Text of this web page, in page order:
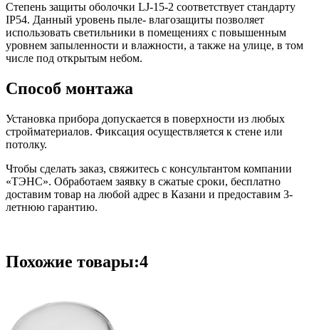
Степень защиты оболочки LJ-15-2 соответствует стандарту
IP54. Данный уровень пыле- влагозащиты позволяет
использовать светильники в помещениях с повышенным
уровнем запыленности и влажности, а также на улице, в том
числе под открытым небом.
Способ монтажа
Установка прибора допускается в поверхности из любых
стройматериалов. Фиксация осуществляется к стене или
потолку.
Чтобы сделать заказ, свяжитесь с консультантом компании
«ТЭНС». Обработаем заявку в сжатые сроки, бесплатно
доставим товар на любой адрес в Казани и предоставим 3-
летнюю гарантию.
Похожие товары:4